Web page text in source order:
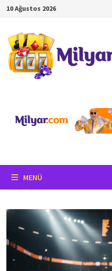
İçeriğe
10 Ağustos 2026
MENÜ